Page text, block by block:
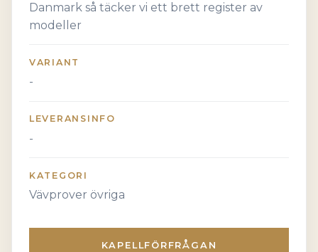
Danmark så täcker vi ett brett register av
modeller
VARIANT
-
LEVERANSINFO
-
KATEGORI
Vävprover övriga
KAPELLFÖRFRÅGAN